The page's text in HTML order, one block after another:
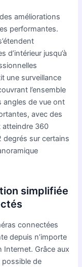
améliorations
performantes.
d’intérieur jusqu’à
une surveillance
l’ensemble
angles de vue ont
avec des
atteindre 360
degrés sur certains
simplifiée
connectées
depuis n’importe
Internet. Grâce aux
possible de